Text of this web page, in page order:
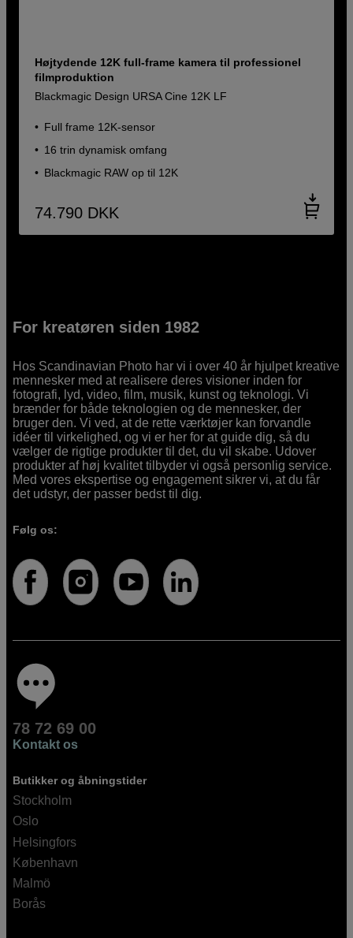
Højtydende 12K full-frame kamera til professionel
filmproduktion
Blackmagic Design URSA Cine 12K LF
Full frame 12K-sensor
16 trin dynamisk omfang
Blackmagic RAW op til 12K
74.790 DKK
For kreatøren siden 1982
Hos Scandinavian Photo har vi i over 40 år hjulpet kreative
mennesker med at realisere deres visioner inden for
fotografi, lyd, video, film, musik, kunst og teknologi. Vi
brænder for både teknologien og de mennesker, der
bruger den. Vi ved, at de rette værktøjer kan forvandle
idéer til virkelighed, og vi er her for at guide dig, så du
vælger de rigtige produkter til det, du vil skabe. Udover
produkter af høj kvalitet tilbyder vi også personlig service.
Med vores ekspertise og engagement sikrer vi, at du får
det udstyr, der passer bedst til dig.
Følg os:
78 72 69 00
Kontakt os
Butikker og åbningstider
Stockholm
Oslo
Helsingfors
København
Malmö
Borås